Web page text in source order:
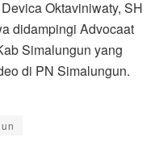
Oktaviniwaty, SH
didampingi Advocaat
Simalungun yang
di PN Simalungun.